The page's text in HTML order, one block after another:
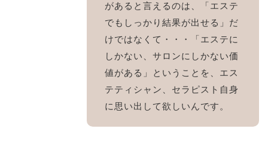
があると言えるのは、「エステ
でもしっかり結果が出せる」だ
けではなくて・・・「エステに
しかない、サロンにしかない価
値がある」ということを、エス
テティシャン、セラピスト自身
に思い出して欲しいんです。